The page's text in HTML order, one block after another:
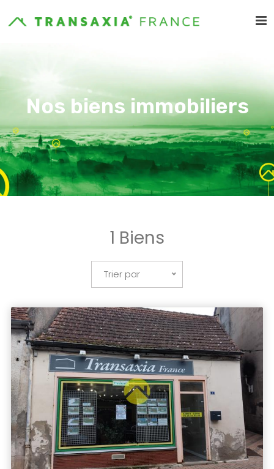
Nos biens immobiliers
1 Biens
Trier par